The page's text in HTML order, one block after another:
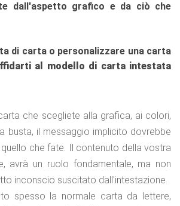
dall'aspetto grafico e da ciò che
di carta o personalizzare una carta
al modello di carta intestata
che scegliete alla grafica, ai colori,
busta, il messaggio implicito dovrebbe
che fate. Il contenuto della vostra
avrà un ruolo fondamentale, ma non
inconscio suscitato dall'intestazione.
spesso la normale carta da lettere,